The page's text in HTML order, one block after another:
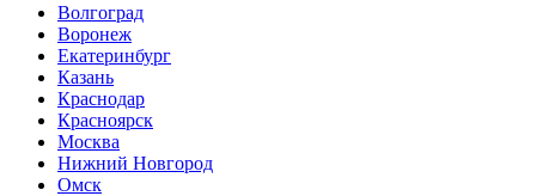
Волгоград
Воронеж
Екатеринбург
Казань
Краснодар
Красноярск
Москва
Нижний Новгород
Омск